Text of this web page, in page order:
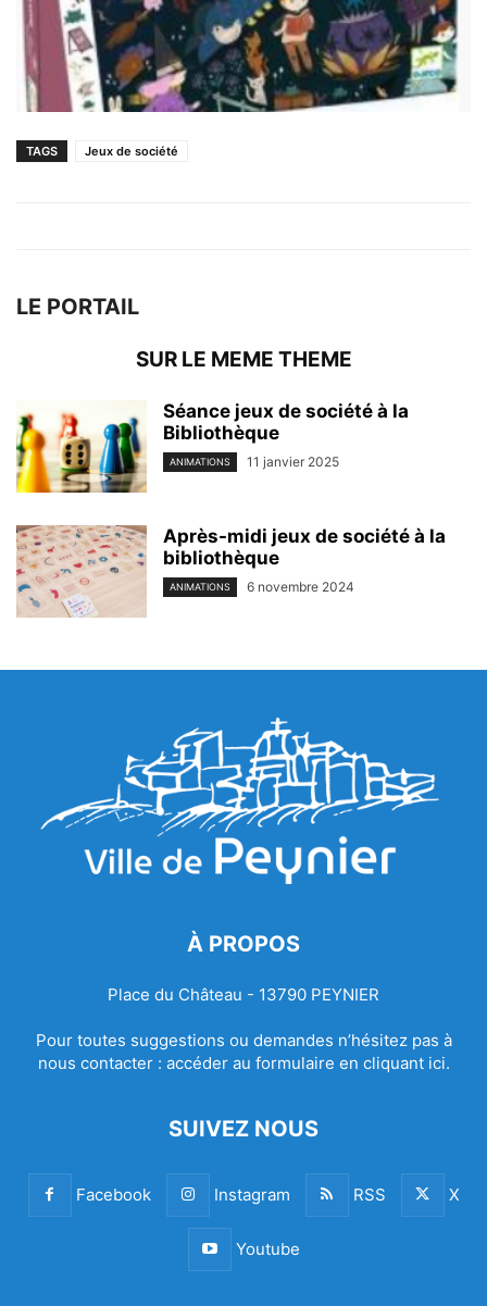
TAGS Jeux de société
LE PORTAIL
SUR LE MEME THEME
Séance jeux de société à la
Bibliothèque
ANIMATIONS 11 janvier 2025
Après-midi jeux de société à la
bibliothèque
ANIMATIONS 6 novembre 2024
À PROPOS
Place du Château - 13790 PEYNIER
Pour toutes suggestions ou demandes n’hésitez pas à
nous contacter : accéder au formulaire en cliquant ici.
SUIVEZ NOUS
Facebook Instagram RSS X
Youtube